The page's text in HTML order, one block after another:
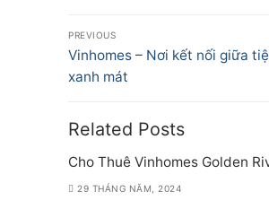
Điều
hướng
bài
viết
PREVIOUS
Previous
post:
Vinhomes – Nơi kết nối giữa
xanh mát
Related Posts
Cho Thuê Vinhomes Golden
29 THÁNG NĂM, 2024